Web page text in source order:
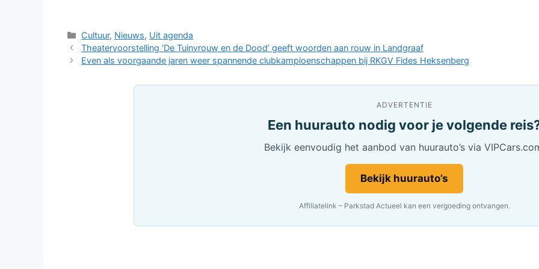
Categorieën
Cultuur, Nieuws, Uit agenda
Theatervoorstelling ‘De Tuinvrouw en de Dood’ geeft woorden aan rouw in Landgraaf
Even als voorgaande jaren weer spannende clubkampioenschappen bij RKGV Fides Heksenberg
ADVERTENTIE
Een huurauto nodig voor je volgende
Bekijk eenvoudig het aanbod van huurauto’s via
Bekijk huurauto’s
Affiliatelink – Parkstad Actueel kan een vergoeding ontvangen.